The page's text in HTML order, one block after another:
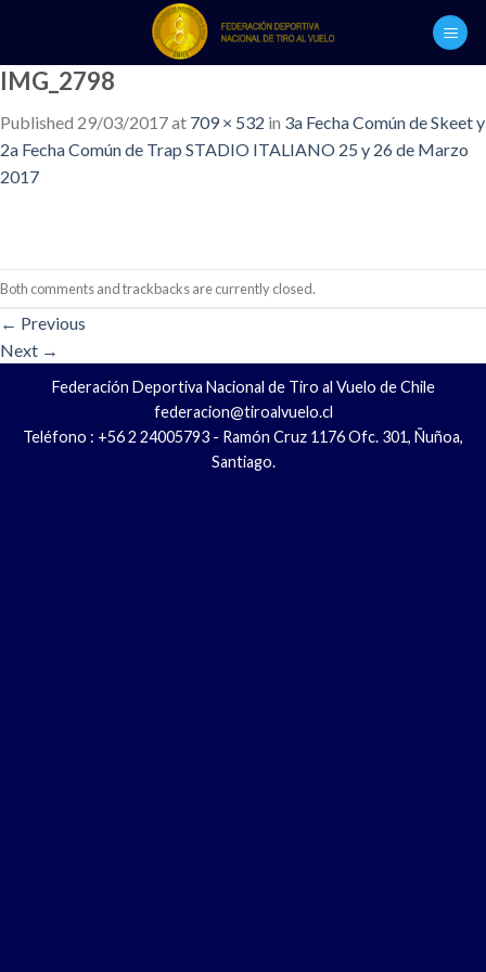
content
IMG_2798
Published 29/03/2017at 709 × 532 in 3a Fecha Común de Skeet y
2a Fecha Común de Trap STADIO ITALIANO 25 y 26 de Marzo
2017
Both comments and trackbacks are currently closed.
← Previous
Next →
Federación Deportiva Nacional de Tiro al Vuelo de Chile
federacion@tiroalvuelo.cl
Teléfono : +56 2 24005793 - Ramón Cruz 1176 Ofc. 301, Ñuñoa,
Santiago.